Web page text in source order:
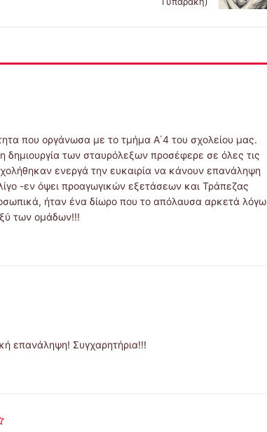
που οργάνωσα με το τμήμα Α΄4 του σχολείου μας.
των σταυρόλεξων προσέφερε σε όλες τις
ενεργά την ευκαιρία να κάνουν επανάληψη
-εν όψει προαγωγικών εξετάσεων και Τράπεζας
ήταν ένα δίωρο που το απόλαυσα αρκετά λόγω
των ομάδων!!!
επανάληψη! Συγχαρητήρια!!!